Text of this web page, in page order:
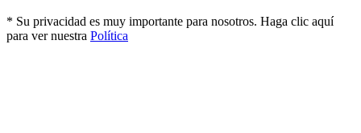
* Su privacidad es muy importante para nosotros. Haga clic aquí
para ver nuestra Política